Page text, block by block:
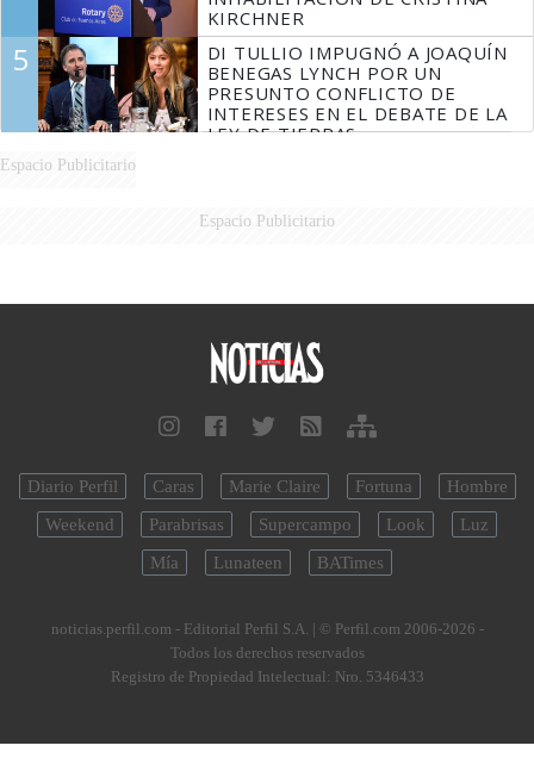
KIRCHNER
5
DI TULLIO IMPUGNÓ A JOAQUÍN
BENEGAS LYNCH POR UN
PRESUNTO CONFLICTO DE
INTERESES EN EL DEBATE DE LA
LEY DE TIERRAS
Espacio Publicitario
Espacio Publicitario
Diario Perfil Caras Marie Claire Fortuna
Hombre
Weekend
Parabrisas Supercampo Look
Luz
Mía
Lunateen BATimes
noticias.perfil.com - Editorial Perfil S.A. | © Perfil.com 2006-2026 -
Todos los derechos reservados
Registro de Propiedad Intelectual: Nro. 5346433